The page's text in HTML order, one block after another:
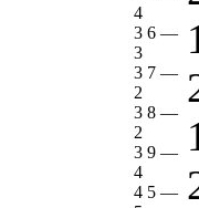
4
3 6 —
3
3 7 —
2
3 8 —
2
3 9 —
4
4 5 —